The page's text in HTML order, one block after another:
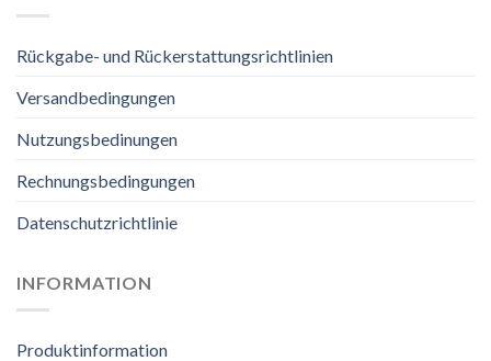
Rückgabe- und Rückerstattungsrichtlinien
Versandbedingungen
Nutzungsbedinungen
Rechnungsbedingungen
Datenschutzrichtlinie
INFORMATION
Produktinformation